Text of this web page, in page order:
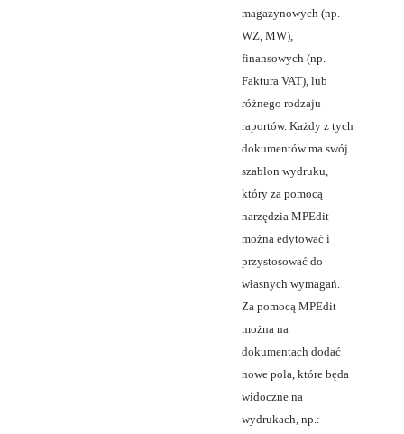
magazynowych (np.
WZ, MW),
finansowych (np.
Faktura VAT), lub
różnego rodzaju
raportów. Każdy z tych
dokumentów ma swój
szablon wydruku,
który za pomocą
narzędzia MPEdit
można edytować i
przystosować do
własnych wymagań.
Za pomocą MPEdit
można na
dokumentach dodać
nowe pola, które będa
widoczne na
wydrukach, np.: